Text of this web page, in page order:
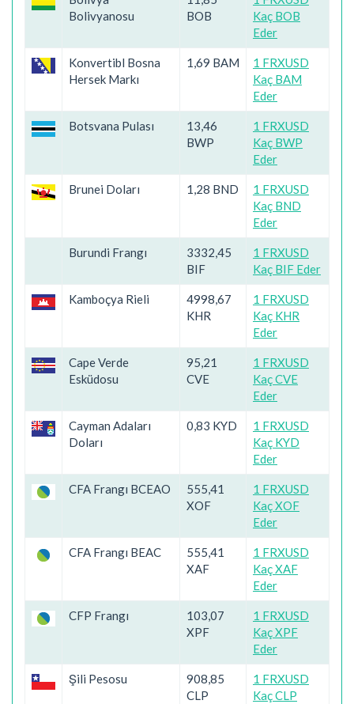
Bolivyanosu
BOB
Kaç BOB
Eder
Konvertibl Bosna
Hersek Markı
1,69 BAM
1 FRXUSD
Kaç BAM
Eder
Botsvana Pulası
13,46
BWP
1 FRXUSD
Kaç BWP
Eder
Brunei Doları 1,28 BND
1 FRXUSD
Kaç BND
Eder
Burundi Frangı
3332,45
BIF
1 FRXUSD
Kaç BIF Eder
Kamboçya Rieli
4998,67
KHR
1 FRXUSD
Kaç KHR
Eder
Cape Verde
Esküdosu
95,21
CVE
1 FRXUSD
Kaç CVE
Eder
Cayman Adaları
Doları
0,83 KYD
1 FRXUSD
Kaç KYD
Eder
CFA Frangı BCEAO
555,41
XOF
1 FRXUSD
Kaç XOF
Eder
CFA Frangı BEAC
555,41
XAF
1 FRXUSD
Kaç XAF
Eder
CFP Frangı
103,07
XPF
1 FRXUSD
Kaç XPF
Eder
Şili Pesosu
908,85
CLP
1 FRXUSD
Kaç CLP